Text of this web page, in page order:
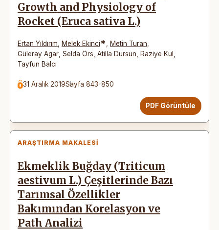
Growth and Physiology of
Rocket (Eruca sativa L.)
Ertan Yıldırım Melek Ekinci* Metin Turan
Güleray Agar Selda Örs Atilla Dursun Raziye Kul
Tayfun Balcı
31 Aralık 2019Sayfa 843-850
PDF Görüntüle
ARAŞTIRMA MAKALESI
Ekmeklik Buğday (Triticum
aestivum L.) Çeşitlerinde Bazı
Tarımsal Özellikler
Bakımından Korelasyon ve
Path Analizi